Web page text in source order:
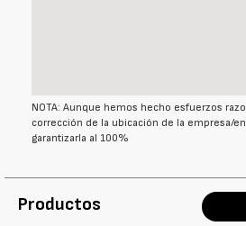
NOTA: Aunque hemos hecho esfuerzos
corrección de la ubicación de la empresa/
garantizarla al 100%
Productos